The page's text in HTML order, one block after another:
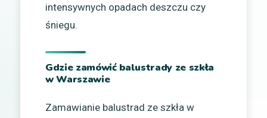
intensywnych opadach deszczu czy
śniegu.
Gdzie zamówić balustrady ze szkła
w Warszawie
Zamawianie balustrad ze szkła w